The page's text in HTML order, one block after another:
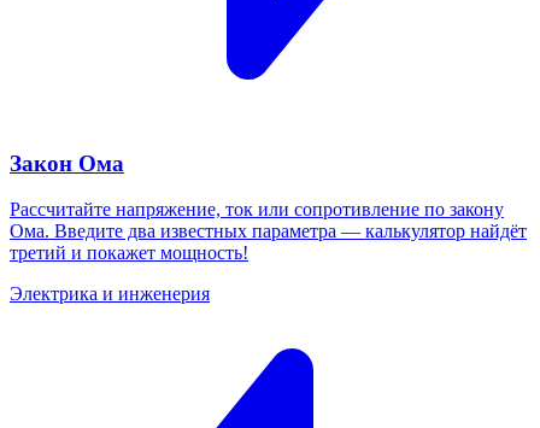
Закон Ома
Рассчитайте напряжение, ток или сопротивление по закону
Ома. Введите два известных параметра — калькулятор найдёт
третий и покажет мощность!
Электрика и инженерия